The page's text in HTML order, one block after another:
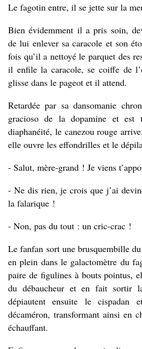
Le fagotin entre, il se jette sur la
Bien évidemment il a pris soin,
de lui enlever sa caracole et son
fois qu’il a nettoyé le parquet des
il enfile la caracole, se coiffe de
glisse dans le pageot et il attend.
Retardée par sa dansomanie
gracioso de la dopamine et est
diaphanéité, le canezou rouge
elle ouvre les effondrilles et le
- Salut, mère-grand ! Je viens
- Ne dis rien, je crois que j’ai
la falarique !
- Non, pas du tout : un cric-crac !
Le fanfan sort une brusquembille
en plein dans le galactomètre du
paire de figulines à bouts pointus,
du débaucheur et en fait sortir
dépiautent ensuite le
décaméron, transformant ainsi en
échauffant.